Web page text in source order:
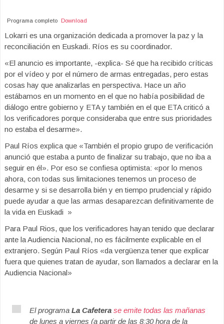
Programa completo Download
Lokarri es una organización dedicada a promover la paz y la
reconciliación en Euskadi. Ríos es su coordinador.
«El anuncio es importante, -explica- Sé que ha recibido críticas
por el vídeo y por el número de armas entregadas, pero estas
cosas hay que analizarlas en perspectiva. Hace un año
estábamos en un momento en el que no había posibilidad de
diálogo entre gobierno y ETA y también en el que ETA criticó a
los verificadores porque consideraba que entre sus prioridades
no estaba el desarme».
Paul Ríos explica que «También el propio grupo de verificación
anunció que estaba a punto de finalizar su trabajo, que no iba a
seguir en él». Por eso se confiesa optimista: «por lo menos
ahora, con todas sus limitaciones tenemos un proceso de
desarme y si se desarrolla bién y en tiempo prudencial y rápido
puede ayudar a que las armas desaparezcan definitivamente de
la vida en Euskadi »
Para Paul Rios, que los verificadores hayan tenido que declarar
ante la Audiencia Nacional, no es fácilmente explicable en el
extranjero. Según Paul Ríos «da vergüenza tener que explicar
fuera que quienes tratan de ayudar, son llamados a declarar en la
Audiencia Nacional»
El programa La Cafetera se emite todas las mañanas
de lunes a viernes (a partir de las 8:30 hora de la